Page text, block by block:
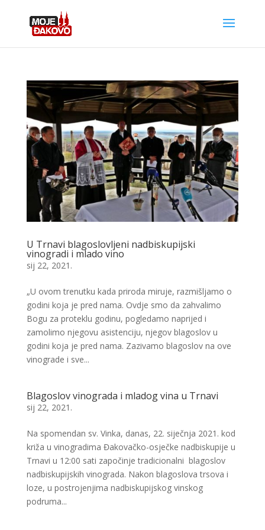
U Trnavi blagoslovljeni nadbiskupijski
vinogradi i mlado vino
sij 22, 2021.
„U ovom trenutku kada priroda miruje, razmišljamo o
godini koja je pred nama. Ovdje smo da zahvalimo
Bogu za proteklu godinu, pogledamo naprijed i
zamolimo njegovu asistenciju, njegov blagoslov u
godini koja je pred nama. Zazivamo blagoslov na ove
vinograde i sve...
Blagoslov vinograda i mladog vina u Trnavi
sij 22, 2021.
Na spomendan sv. Vinka, danas, 22. siječnja 2021. kod
križa u vinogradima Đakovačko-osječke nadbiskupije u
Trnavi u 12:00 sati započinje tradicionalni blagoslov
nadbiskupijskih vinograda. Nakon blagoslova trsova i
loze, u postrojenjima nadbiskupijskog vinskog
podruma...